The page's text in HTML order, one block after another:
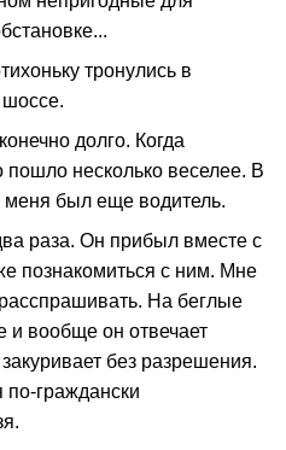
тронулись в
долго. Когда
несколько веселее. В
меня был еще водитель.
раза. Он прибыл вместе с
познакомиться с ним. Мне
На беглые
и вообще он отвечает
без разрешения.
граждански